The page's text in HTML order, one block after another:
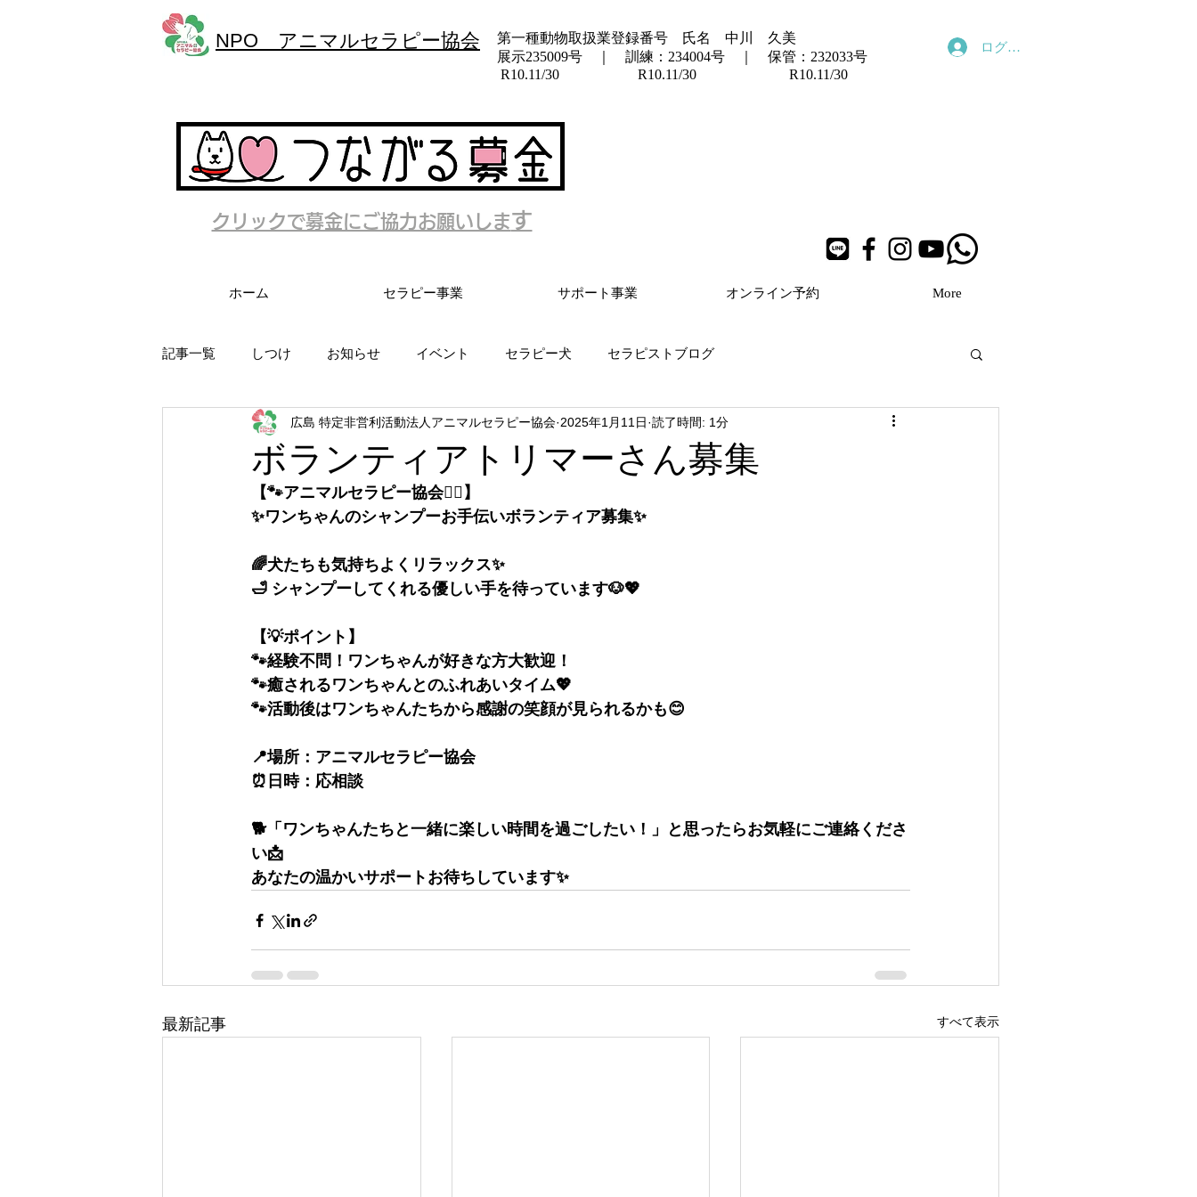
NPO アニマルセラピー協会
第一種動物取扱業登録番号 氏名 中川 久美
展示235009号 ｜ 訓練：234004号 ｜ 保管：232033号
​ R10.11/30 R10.11/30 R10.11/30
ログイン
クリックで募金にご協力お願いします
ホーム セラピー事業 サポート事業 オンライン予約 More
記事一覧 しつけ お知らせ イベント セラピー犬 セラピストブログ
ボランティアトリマーさん募集
広島 特定非営利活動法人アニマルセラピー協会 2025年1月11日 読了時間: 1分
【🐾アニマルセラピー協会🐕‍🦺】
✨ワンちゃんのシャンプーお手伝いボランティア募集✨
🌈犬たちも気持ちよくリラックス✨
🛁 シャンプーしてくれる優しい手を待っています🐶💖
【💡ポイント】
🐾経験不問！ワンちゃんが好きな方大歓迎！
🐾癒されるワンちゃんとのふれあいタイム💖
🐾活動後はワンちゃんたちから感謝の笑顔が見られるかも😊
📍場所：アニマルセラピー協会
⏰日時：応相談
🐕「ワンちゃんたちと一緒に楽しい時間を過ごしたい！」と思ったらお気軽にご連絡くださ
い📩
あなたの温かいサポートお待ちしています✨
最新記事 すべて表示